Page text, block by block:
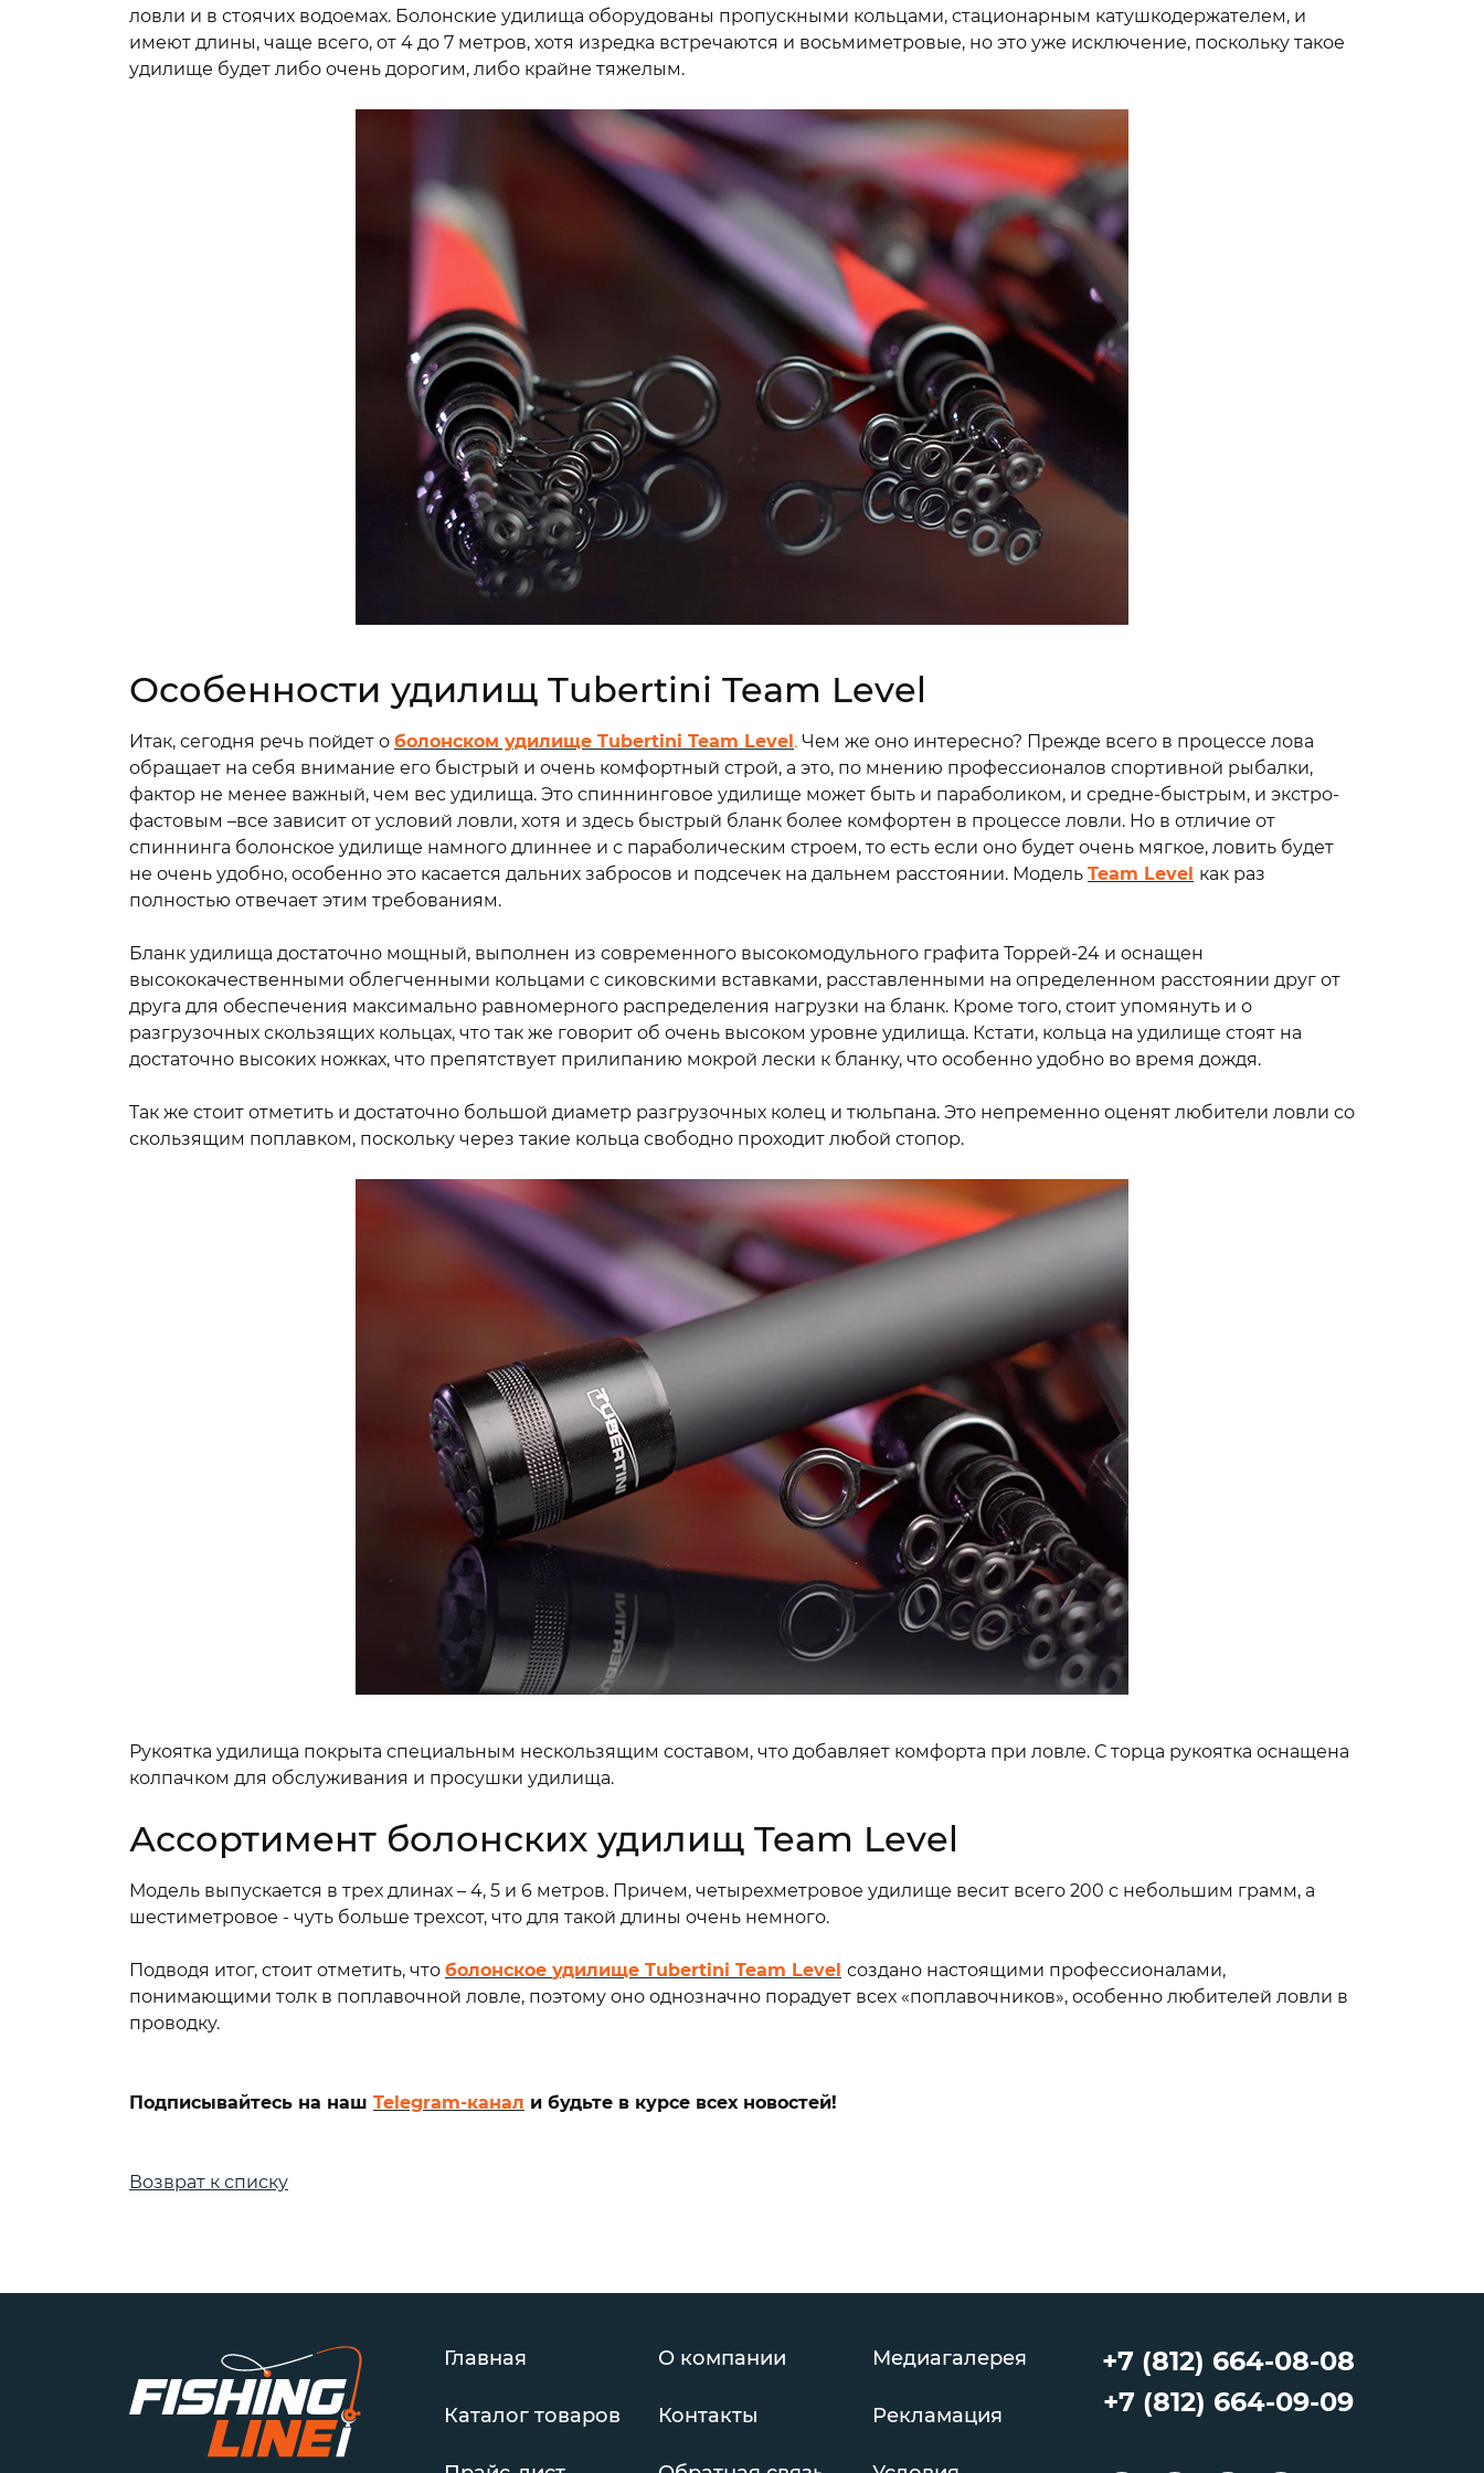
ПЛЕТЕНЫЕ
ШНУРЫ
Пикерные удилища
Tubertini
Квивертипы
Канаты якорные
Anchor Line
Floating Cord
Трос синтетический
PE Cross-Cord
ловли и в стоячих водоемах. Болонские удилища оборудованы пропускными кольцами, стационарным катушкодержателем, и
имеют длины, чаще всего, от 4 до 7 метров, хотя изредка встречаются и восьмиметровые, но это уже исключение, поскольку такое
удилище будет либо очень дорогим, либо крайне тяжелым.
Особенности удилищ Tubertini Team Level
Итак, сегодня речь пойдет о болонском удилище Tubertini Team Level. Чем же оно интересно? Прежде всего в процессе лова
обращает на себя внимание его быстрый и очень комфортный строй, а это, по мнению профессионалов спортивной рыбалки,
фактор не менее важный, чем вес удилища. Это спиннинговое удилище может быть и параболиком, и средне-быстрым, и экстро-
фастовым –все зависит от условий ловли, хотя и здесь быстрый бланк более комфортен в процессе ловли. Но в отличие от
спиннинга болонское удилище намного длиннее и с параболическим строем, то есть если оно будет очень мягкое, ловить будет
не очень удобно, особенно это касается дальних забросов и подсечек на дальнем расстоянии. Модель Team Level как раз
полностью отвечает этим требованиям.
Бланк удилища достаточно мощный, выполнен из современного высокомодульного графита Торрей-24 и оснащен
высококачественными облегченными кольцами с сиковскими вставками, расставленными на определенном расстоянии друг от
друга для обеспечения максимально равномерного распределения нагрузки на бланк. Кроме того, стоит упомянуть и о
разгрузочных скользящих кольцах, что так же говорит об очень высоком уровне удилища. Кстати, кольца на удилище стоят на
достаточно высоких ножках, что препятствует прилипанию мокрой лески к бланку, что особенно удобно во время дождя.
Так же стоит отметить и достаточно большой диаметр разгрузочных колец и тюльпана. Это непременно оценят любители ловли со
скользящим поплавком, поскольку через такие кольца свободно проходит любой стопор.
Рукоятка удилища покрыта специальным нескользящим составом, что добавляет комфорта при ловле. С торца рукоятка оснащена
колпачком для обслуживания и просушки удилища.
Ассортимент болонских удилищ Team Level
Модель выпускается в трех длинах – 4, 5 и 6 метров. Причем, четырехметровое удилище весит всего 200 с небольшим грамм, а
шестиметровое - чуть больше трехсот, что для такой длины очень немного.
Подводя итог, стоит отметить, что болонское удилище Tubertini Team Level создано настоящими профессионалами,
понимающими толк в поплавочной ловле, поэтому оно однозначно порадует всех «поплавочников», особенно любителей ловли в
проводку.
Подписывайтесь на наш Telegram-канал и будьте в курсе всех новостей!
Возврат к списку
Главная
Каталог товаров
О компании
Контакты
Медиагалерея
Рекламация
+7 (812) 664-08-08
+7 (812) 664-09-09